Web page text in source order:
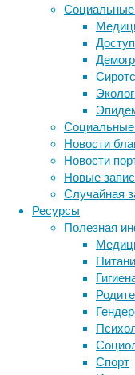
Социальные
Новости
Новости
Новые
Случайная
Ресурсы
Полезная
Спорт
кости.
Он
может
принимать
любые
формы
и
улучшит
протоколы
костей.
Обычно
лечение
крупных
кости,
Метки